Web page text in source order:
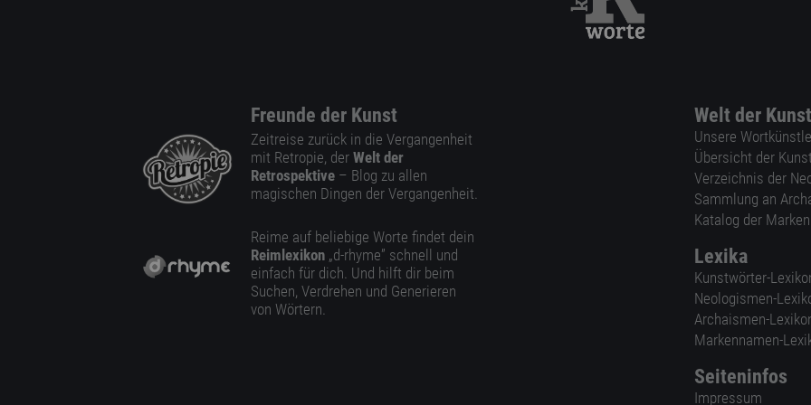
Freunde der Kunst
Zeitreise zurück in die Vergangenheit
mit Retropie, der Welt der
Retrospektive – Blog zu allen
magischen Dingen der Vergangenheit.
Reime auf beliebige Worte findet dein
Reimlexikon „d-rhyme” schnell und
einfach für dich. Und hilft dir beim
Suchen, Verdrehen und Generieren
von Wörtern.
Welt der
Unsere
Übersicht der
Verzeichnis der
Sammlung an
Katalog der
Lexika
Kunstwörter-
Neologismen-
Archaismen-
Markennamen-
Seiteninfos
Impressum